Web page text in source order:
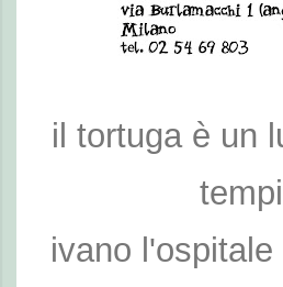
il tortuga è un
ivano l'ospitale